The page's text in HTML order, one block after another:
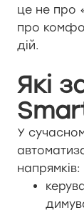
це не про
про
дій.
Які
У
напрямків: